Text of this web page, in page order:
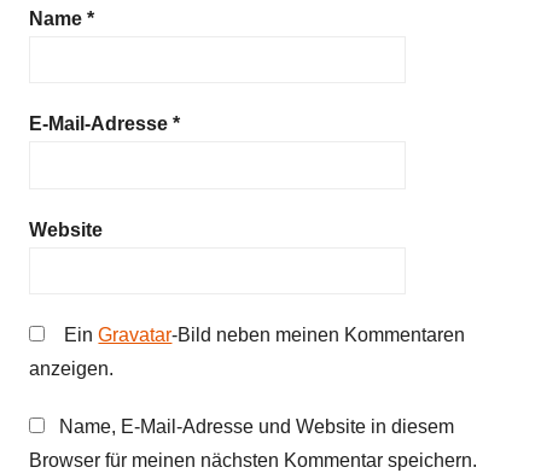
t
t
Name *
E-Mail-Adresse *
Website
EinGravatar-Bild neben meinen Kommentaren
anzeigen.
Name, E-Mail-Adresse und Website in diesem
Browser für meinen nächsten Kommentar speichern.